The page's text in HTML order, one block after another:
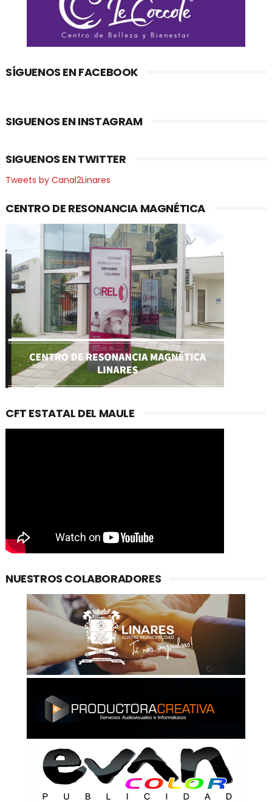
SÍGUENOS EN FACEBOOK
SIGUENOS EN INSTAGRAM
SIGUENOS EN TWITTER
Tweets by Canal2Linares
CENTRO DE RESONANCIA MAGNÉTICA
CFT ESTATAL DEL MAULE
NUESTROS COLABORADORES